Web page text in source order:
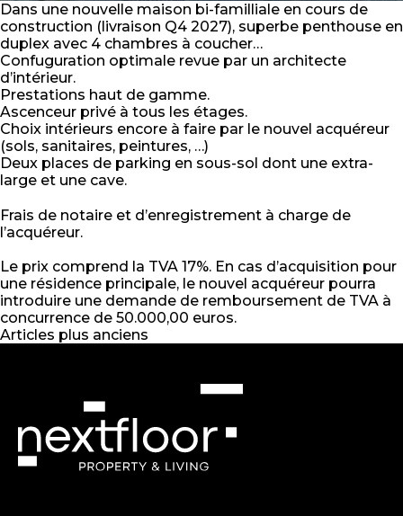
Dans une nouvelle maison bi-familliale en cours de
construction (livraison Q4 2027), superbe penthouse en
duplex avec 4 chambres à coucher…
Confuguration optimale revue par un architecte
d’intérieur.
Prestations haut de gamme.
Ascenceur privé à tous les étages.
Choix intérieurs encore à faire par le nouvel acquéreur
(sols, sanitaires, peintures, …)
Deux places de parking en sous-sol dont une extra-
large et une cave.
Frais de notaire et d’enregistrement à charge de
l’acquéreur.
Le prix comprend la TVA 17%. En cas d’acquisition pour
une résidence principale, le nouvel acquéreur pourra
introduire une demande de remboursement de TVA à
concurrence de 50.000,00 euros.
Navigation
articles
Articles plus anciens